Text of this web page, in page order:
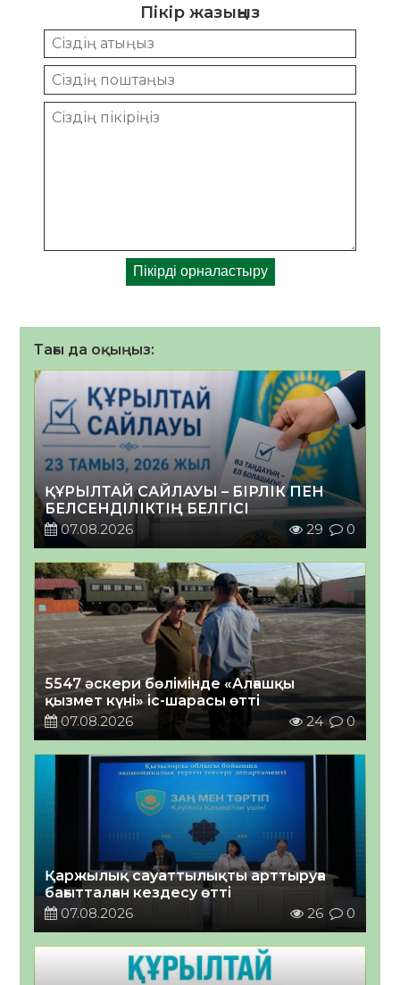
Пікір жазыңыз
Тағы да оқыңыз:
ҚҰРЫЛТАЙ САЙЛАУЫ – БІРЛІК ПЕН
БЕЛСЕНДІЛІКТІҢ БЕЛГІСІ
07.08.2026
29 0
5547 әскери бөлімінде «Алғашқы
қызмет күні» іс-шарасы өтті
07.08.2026
24 0
Қаржылық сауаттылықты арттыруға
бағытталған кездесу өтті
07.08.2026
26 0